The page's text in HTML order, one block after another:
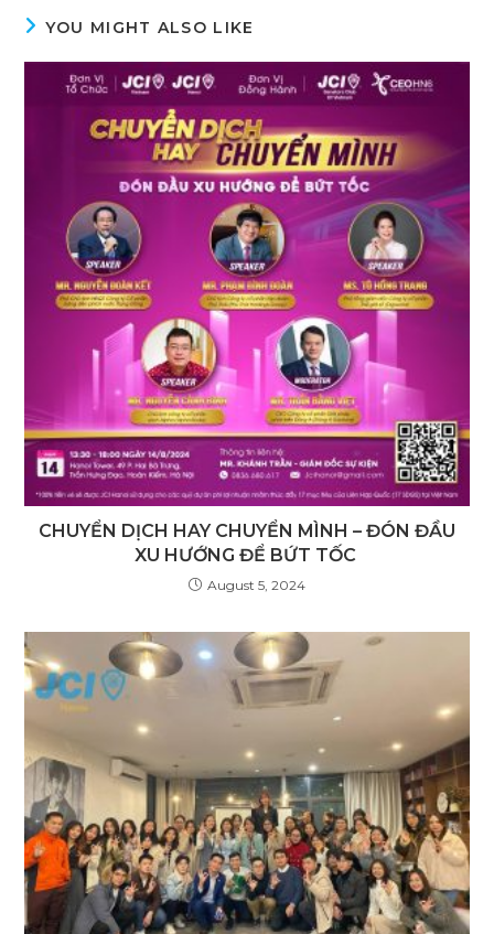
YOU MIGHT ALSO LIKE
CHUYỂN DỊCH HAY CHUYỂN MÌNH – ĐÓN ĐẦU
XU HƯỚNG ĐỂ BỨT TỐC
August 5, 2024